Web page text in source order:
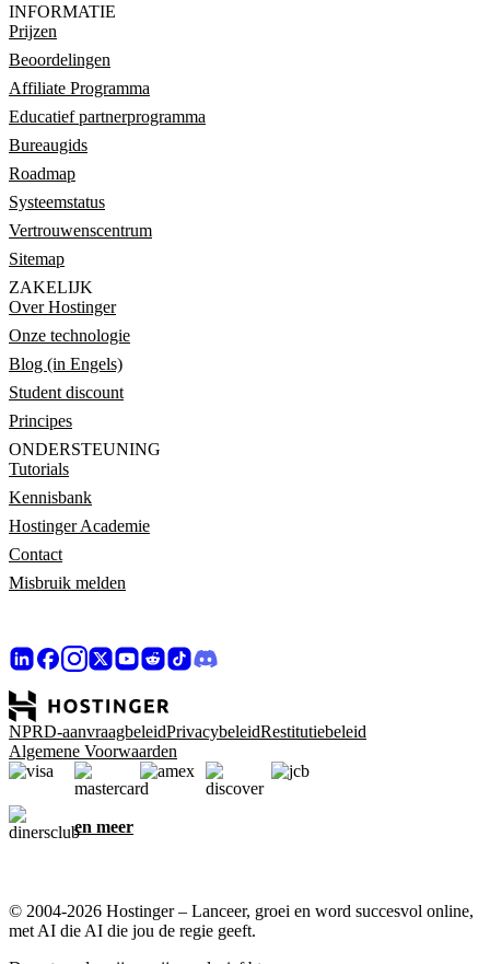
INFORMATIE
Prijzen
Beoordelingen
Affiliate Programma
Educatief partnerprogramma
Bureaugids
Roadmap
Systeemstatus
Vertrouwenscentrum
Sitemap
ZAKELIJK
Over Hostinger
Onze technologie
Blog (in Engels)
Student discount
Principes
ONDERSTEUNING
Tutorials
Kennisbank
Hostinger Academie
Contact
Misbruik melden
NPRD-aanvraagbeleidPrivacybeleidRestitutiebeleid
Algemene Voorwaarden
en meer
© 2004-2026 Hostinger – Lanceer, groei en word succesvol online,
met AI die AI die jou de regie geeft.